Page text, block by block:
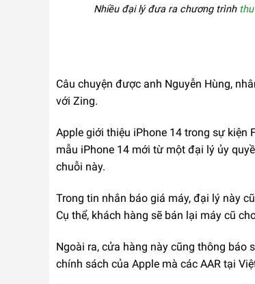
Nhiều đại lý đưa ra chương trình
Câu chuyện được anh Nguyễn Hùng,
với Zing.
Apple giới thiệu iPhone 14 trong sự
mẫu iPhone 14 mới từ một đại lý ủy
chuỗi này.
Trong tin nhắn báo giá máy, đại lý này
Cụ thể, khách hàng sẽ bán lại máy cũ
Ngoài ra, cửa hàng này cũng thông báo
chính sách của Apple mà các AAR tại